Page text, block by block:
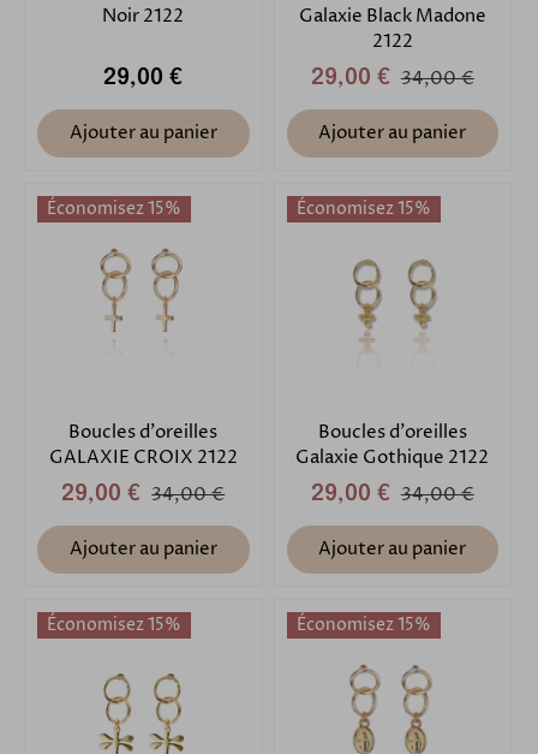
Noir 2122
29,00 €
Ajouter au panier
Galaxie Black Madone
2122
29,00 € 34,00 €
Ajouter au panier
Économisez 15%
Boucles d'oreilles
GALAXIE CROIX 2122
29,00 € 34,00 €
Ajouter au panier
Économisez 15%
Boucles d'oreilles
Galaxie Gothique 2122
29,00 € 34,00 €
Ajouter au panier
Économisez 15% Économisez 15%